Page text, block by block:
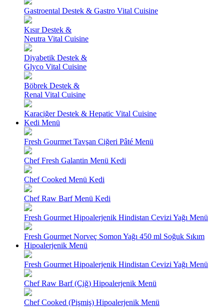
Gastroental Destek & Gastro Vital Cuisine
Kısır Destek &
Neutra Vital Cuisine
Diyabetik Destek &
Glyco Vital Cuisine
Böbrek Destek &
Renal Vital Cuisine
Karaciğer Destek & Hepatic Vital Cuisine
Kedi Menü
Fresh Gourmet Tavşan Ciğeri Pâté Menü
Chef Fresh Galantin Menü Kedi
Chef Cooked Menü Kedi
Chef Raw Barf Menü Kedi
Fresh Gourmet Hipoalerjenik Hindistan Cevizi Yağı Menü
Fresh Gourmet Norveç Somon Yağı 450 ml Soğuk Sıkım
Hipoalerjenik Menü
Fresh Gourmet Hipoalerjenik Hindistan Cevizi Yağı Menü
Chef Raw Barf (Çiğ) Hipoalerjenik Menü
Chef Cooked (Pişmiş) Hipoalerjenik Menü